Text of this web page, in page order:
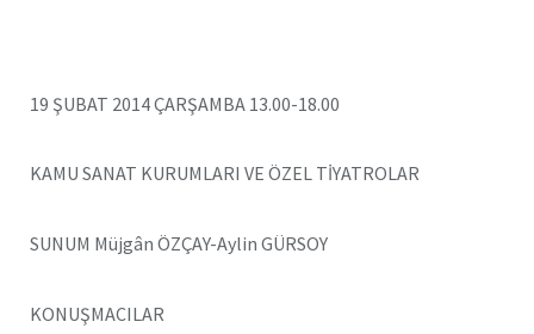
19 ŞUBAT 2014 ÇARŞAMBA 13.00-18.00
KAMU SANAT KURUMLARI VE ÖZEL TİYATROLAR
SUNUM Müjgân ÖZÇAY-Aylin GÜRSOY
KONUŞMACILAR